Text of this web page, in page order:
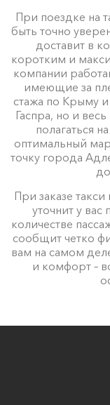
При поездке на
быть точно
доставит в
коротким и
компании
имеющие за
стажа по Крыму
Гаспра, но и
полагаться
оптимальный
точку города
При заказе
уточнит у
количестве
сообщит четко
вам на самом
и комфорт –